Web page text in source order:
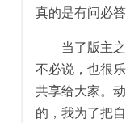
真的是有问必
当了版主之
不必说，也很
共享给大家。
的，我为了把